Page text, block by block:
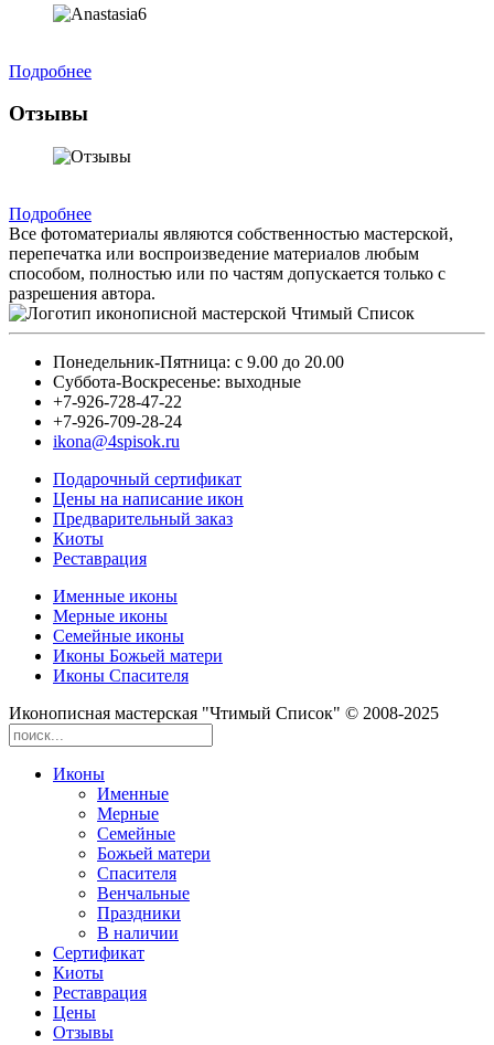
Подробнее
Отзывы
Подробнее
Все фотоматериалы являются собственностью мастерской,
перепечатка или воспроизведение материалов любым
способом, полностью или по частям допускается только с
разрешения автора.
Понедельник-Пятница: с 9.00 до 20.00
Суббота-Воскресенье: выходные
+7-926-728-47-22
+7-926-709-28-24
ikona@4spisok.ru
Подарочный сертификат
Цены на написание икон
Предварительный заказ
Киоты
Реставрация
Именные иконы
Мерные иконы
Семейные иконы
Иконы Божьей матери
Иконы Спасителя
Иконописная мастерская "Чтимый Список" © 2008-2025
Иконы
Именные
Мерные
Семейные
Божьей матери
Спасителя
Венчальные
Праздники
В наличии
Сертификат
Киоты
Реставрация
Цены
Отзывы